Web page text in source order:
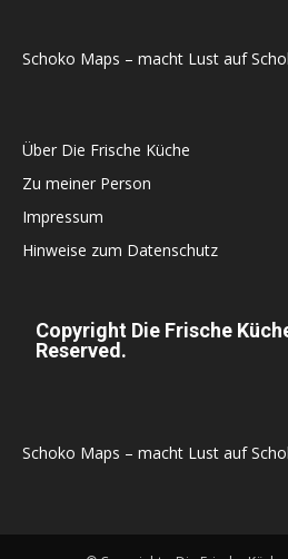
Schoko Maps – macht Lust auf
Über Die Frische Küche
Zu meiner Person
Impressum
Hinweise zum Datenschutz
Copyright Die Frische
Reserved.
Schoko Maps – macht Lust auf